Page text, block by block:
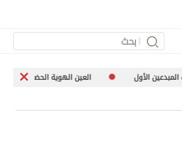
العين الهوية الحضارية والتكامل الإنساني